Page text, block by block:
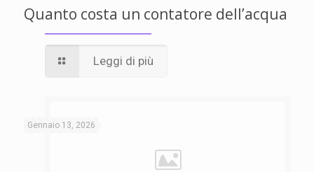
Quanto costa un contatore dell’acqua
Leggi di più
Gennaio 13, 2026